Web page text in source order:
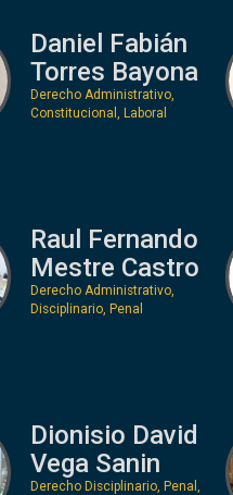
Daniel Fabián
Torres Bayona
Derecho Administrativo,
Constitucional, Laboral
Raul Fernando
Mestre Castro
Derecho Administrativo,
Disciplinario, Penal
Dionisio David
Vega Sanin
Derecho Disciplinario, Penal,